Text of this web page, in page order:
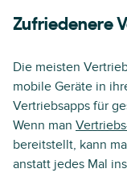
Zufriedenere
Die meisten
mobile Geräte in
Vertriebsapps für
Wenn man
bereitstellt, kann
anstatt jedes Mal